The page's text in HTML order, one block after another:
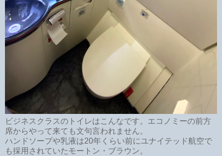
ビジネスクラスのトイレはこんなです。エコノミーの前方
席からやって来ても文句言われません。
ハンドソープや乳液は20年くらい前にユナイテッド航空で
も採用されていたモートン・ブラウン。